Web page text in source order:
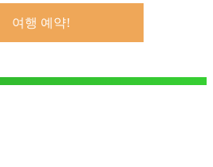
여행 예약!